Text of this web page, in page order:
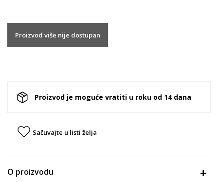
Proizvod više nije dostupan
Proizvod je moguće vratiti u roku od 14 dana
Sačuvajte u listi želja
O proizvodu